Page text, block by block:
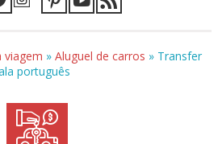
viagem »Aluguel de carros » Transfer
português